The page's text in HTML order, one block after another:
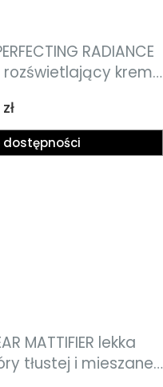
RADIANCE
rozświetlający krem
dostępności
MATTIFIER lekka
tłustej i mieszanej